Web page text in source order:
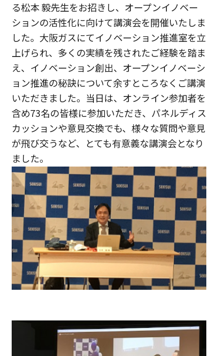
る松本 毅先生をお招きし、オープンイノベー
ションの活性化に向けて講演会を開催いたしま
した。大阪ガスにてイノベーション推進室を立
上げられ、多くの実績を残されたご経験を踏ま
え、イノベーション創出、オープンイノベーシ
ョン推進の秘訣について余すところなくご講演
いただきました。当日は、オンライン参加者を
含め73名の皆様に参加いただき、パネルディス
カッションや意見交換でも、様々な質問や意見
が飛び交うなど、とても有意義な講演会となり
ました。